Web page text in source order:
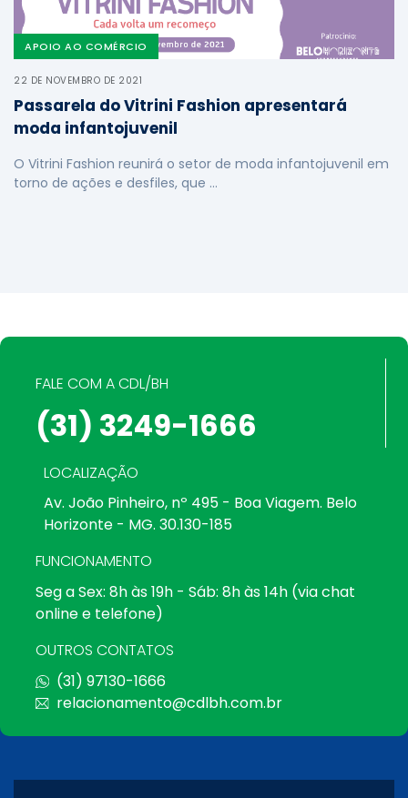
APOIO AO COMÉRCIO
22 DE NOVEMBRO DE 2021
Passarela do Vitrini Fashion apresentará
moda infantojuvenil
O Vitrini Fashion reunirá o setor de moda infantojuvenil em
torno de ações e desfiles, que …
FALE COM A CDL/BH
(31) 3249-1666
LOCALIZAÇÃO
Av. João Pinheiro, nº 495 - Boa Viagem. Belo
Horizonte - MG. 30.130-185
FUNCIONAMENTO
Seg a Sex: 8h às 19h - Sáb: 8h às 14h (via chat
online e telefone)
OUTROS CONTATOS
(31) 97130-1666
relacionamento@cdlbh.com.br